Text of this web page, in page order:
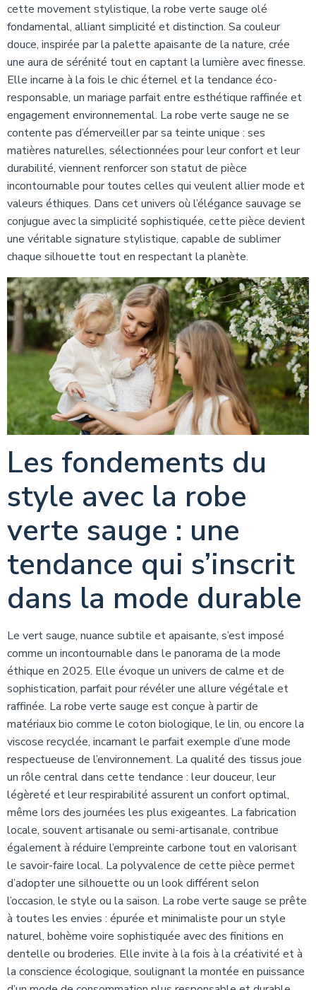
cette movement stylistique, la robe verte sauge olé
fondamental, alliant simplicité et distinction. Sa couleur
douce, inspirée par la palette apaisante de la nature, crée
une aura de sérénité tout en captant la lumière avec finesse.
Elle incarne à la fois le chic éternel et la tendance éco-
responsable, un mariage parfait entre esthétique raffinée et
engagement environnemental. La robe verte sauge ne se
contente pas d’émerveiller par sa teinte unique : ses
matières naturelles, sélectionnées pour leur confort et leur
durabilité, viennent renforcer son statut de pièce
incontournable pour toutes celles qui veulent allier mode et
valeurs éthiques. Dans cet univers où l’élégance sauvage se
conjugue avec la simplicité sophistiquée, cette pièce devient
une véritable signature stylistique, capable de sublimer
chaque silhouette tout en respectant la planète.
Les fondements du
style avec la robe
verte sauge : une
tendance qui s’inscrit
dans la mode durable
Le vert sauge, nuance subtile et apaisante, s’est imposé
comme un incontournable dans le panorama de la mode
éthique en 2025. Elle évoque un univers de calme et de
sophistication, parfait pour révéler une allure végétale et
raffinée. La robe verte sauge est conçue à partir de
matériaux bio comme le coton biologique, le lin, ou encore la
viscose recyclée, incarnant le parfait exemple d’une mode
respectueuse de l’environnement. La qualité des tissus joue
un rôle central dans cette tendance : leur douceur, leur
légèreté et leur respirabilité assurent un confort optimal,
même lors des journées les plus exigeantes. La fabrication
locale, souvent artisanale ou semi-artisanale, contribue
également à réduire l’empreinte carbone tout en valorisant
le savoir-faire local. La polyvalence de cette pièce permet
d’adopter une silhouette ou un look différent selon
l’occasion, le style ou la saison. La robe verte sauge se prête
à toutes les envies : épurée et minimaliste pour un style
naturel, bohème voire sophistiquée avec des finitions en
dentelle ou broderies. Elle invite à la fois à la créativité et à
la conscience écologique, soulignant la montée en puissance